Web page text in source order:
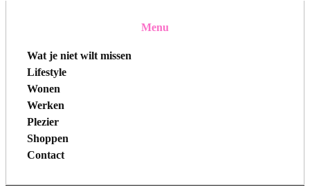
Menu
Wat je niet wilt missen
Lifestyle
Wonen
Werken
Plezier
Shoppen
Contact